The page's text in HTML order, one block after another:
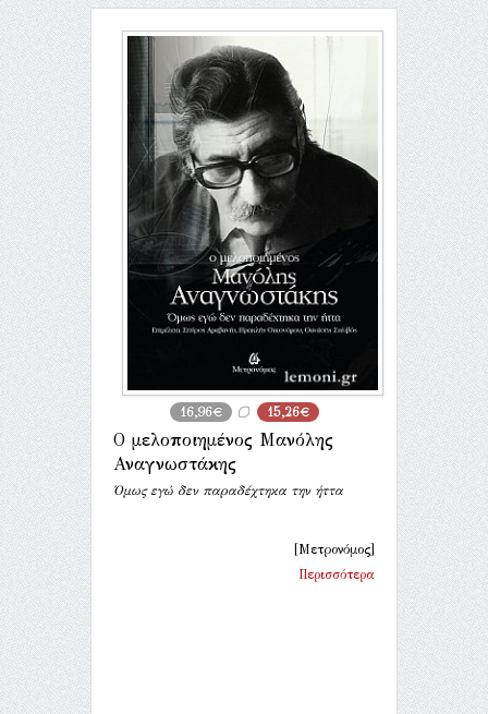
16,96€ 15,26€
Ο μελοποιημένος Μανόλης
Αναγνωστάκης
Όμως εγώ δεν παραδέχτηκα την ήττα
[Μετρονόμος]
Περισσότερα